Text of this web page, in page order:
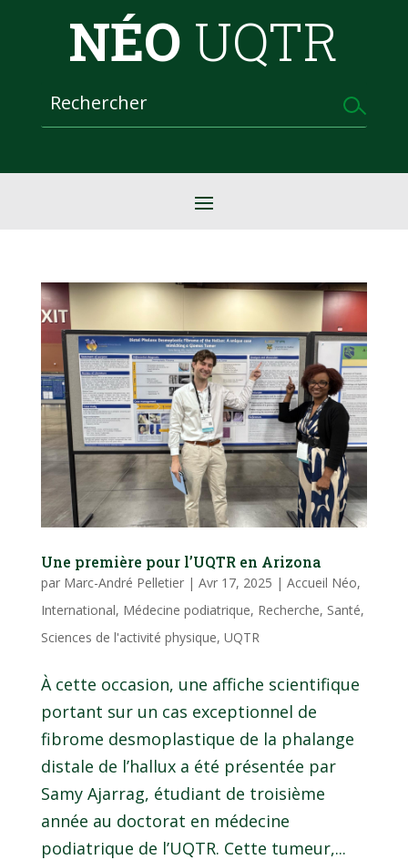
NÉO UQTR
Une première pour l’UQTR en Arizona
par Marc-André Pelletier| Avr 17, 2025 | Accueil Néo,
International, Médecine podiatrique, Recherche, Santé,
Sciences de l'activité physique, UQTR
À cette occasion, une affiche scientifique
portant sur un cas exceptionnel de
fibrome desmoplastique de la phalange
distale de l’hallux a été présentée par
Samy Ajarrag, étudiant de troisième
année au doctorat en médecine
podiatrique de l’UQTR. Cette tumeur,...